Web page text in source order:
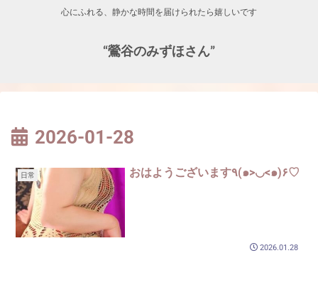
心にふれる、静かな時間を届けられたら嬉しいです
“鶯谷のみずほさん”
2026-01-28
日常 おはようございます٩(๑>◡<๑)۶♡
2026.01.28